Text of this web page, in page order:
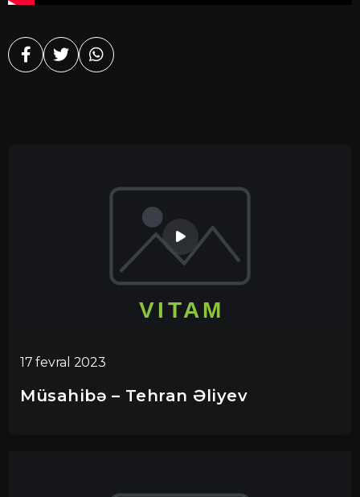
17 fevral 2023
Müsahibə – Tehran Əliyev